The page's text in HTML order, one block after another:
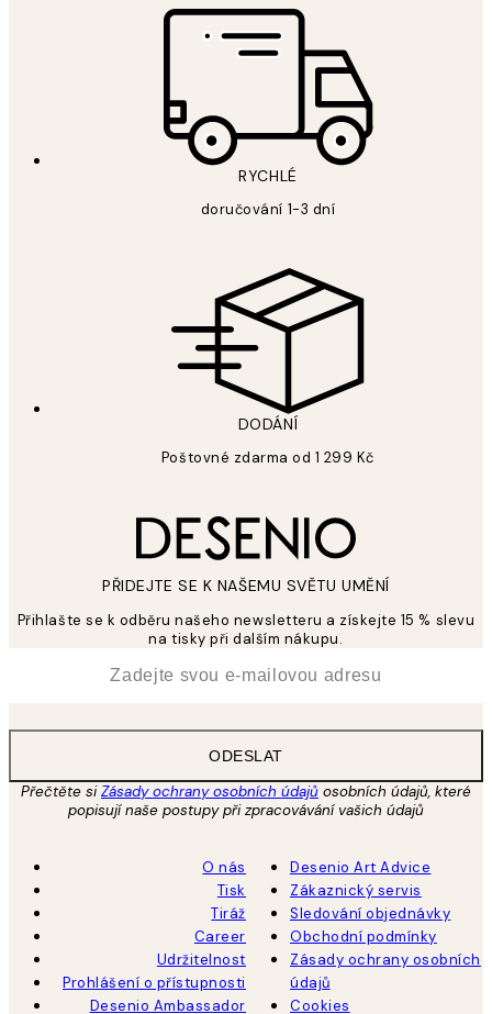
RYCHLÉ
doručování 1-3 dní
DODÁNÍ
Poštovné zdarma od 1 299 Kč
PŘIDEJTE SE K NAŠEMU SVĚTU UMĚNÍ
Přihlašte se k odběru našeho newsletteru a získejte 15 % slevu
na tisky při dalším nákupu.
ODESLAT
Přečtěte siZásady ochrany osobních údajů osobních údajů, které
popisují naše postupy při zpracovávání vašich údajů
O nás
Tisk
Tiráž
Career
Udržitelnost
Prohlášení o přístupnosti
Desenio Ambassador
Desenio Art Advice
Zákaznický servis
Sledování objednávky
Obchodní podmínky
Zásady ochrany osobních
údajů
Cookies